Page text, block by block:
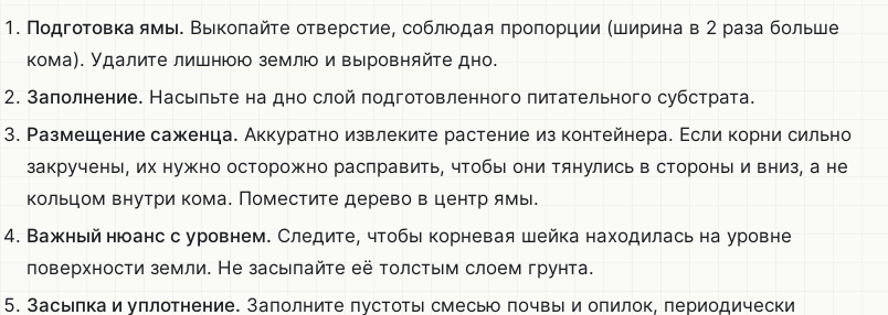
Подготовка ямы. Выкопайте отверстие, соблюдая пропорции (ширина в 2 раза больше
кома). Удалите лишнюю землю и выровняйте дно.
Заполнение. Насыпьте на дно слой подготовленного питательного субстрата.
Размещение саженца. Аккуратно извлеките растение из контейнера. Если корни сильно
закручены, их нужно осторожно расправить, чтобы они тянулись в стороны и вниз, а не
кольцом внутри кома. Поместите дерево в центр ямы.
Важный нюанс с уровнем. Следите, чтобы корневая шейка находилась на уровне
поверхности земли. Не засыпайте её толстым слоем грунта.
Засыпка и уплотнение. Заполните пустоты смесью почвы и опилок, периодически